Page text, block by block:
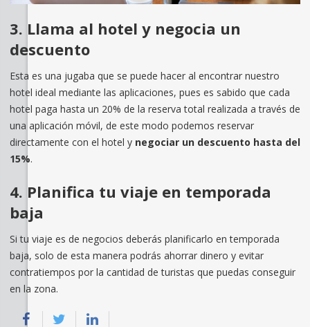
3. Llama al hotel y negocia un
descuento
Esta es una jugaba que se puede hacer al encontrar nuestro
hotel ideal mediante las aplicaciones, pues es sabido que cada
hotel paga hasta un 20% de la reserva total realizada a través de
una aplicación móvil, de este modo podemos reservar
directamente con el hotel y negociar un descuento hasta del
15%.
4. Planifica tu viaje en temporada
baja
Si tu viaje es de negocios deberás planificarlo en temporada
baja, solo de esta manera podrás ahorrar dinero y evitar
contratiempos por la cantidad de turistas que puedas conseguir
en la zona.